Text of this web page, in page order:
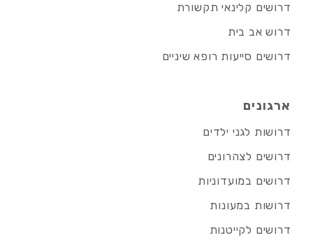
דרושים קלינאי תקשורת
דרוש אב בית
דרושים סייעות רופא שיניים
ארגונים
דרושות לגני ילדים
דרושים לצהרונים
דרושים במועדוניות
דרושות במעונות
דרושים לקייטנות